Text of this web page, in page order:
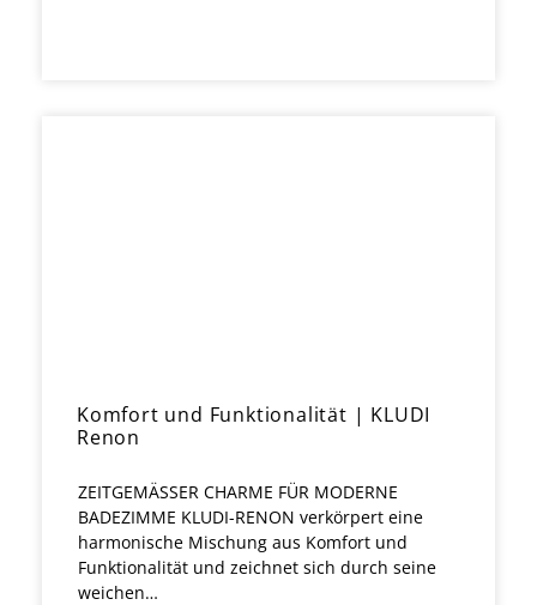
Komfort und Funktionalität | KLUDI
Renon
ZEITGEMÄSSER CHARME FÜR MODERNE
BADEZIMME KLUDI-RENON verkörpert eine
harmonische Mischung aus Komfort und
Funktionalität und zeichnet sich durch seine
weichen…